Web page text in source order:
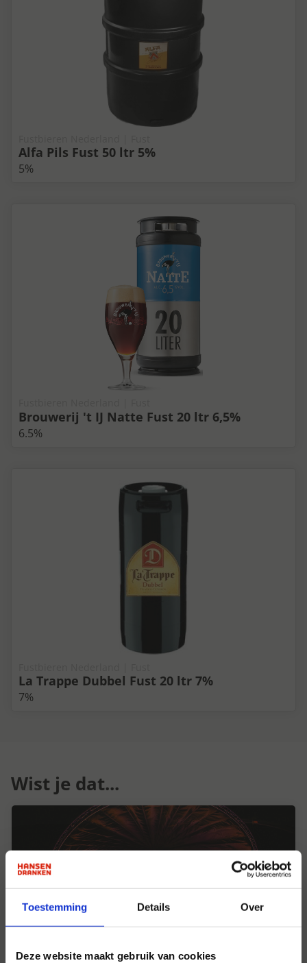
Toestemming Details Over
Deze website maakt gebruik van cookies
Alfa Pils Fust 50 ltr 5%
5%
Brouwerij 't IJ Natte Fust 20 ltr 6,5%
6.5%
La Trappe Dubbel Fust 20 ltr 7%
7%
Wist je dat...